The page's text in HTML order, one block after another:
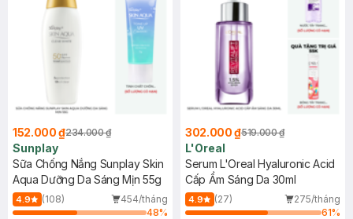
152.000 ₫234.000 ₫
Sunplay
Sữa Chống Nắng Sunplay Skin
Aqua Dưỡng Da Sáng Mịn 55g
4.9 (108)
454/tháng
48%
302.000 ₫519.000 ₫
L'Oreal
Serum L'Oreal Hyaluronic Acid
Cấp Ẩm Sáng Da 30ml
4.9 (27)
275/tháng
61%